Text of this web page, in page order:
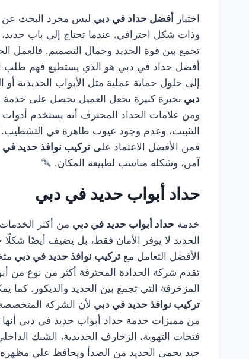
اختيار أفضل حداد في دبي ليس مجرد البحث عن
وذات شكل احترافي. عندما تحتاج إلى باب حديد،
تجمع بين قوة الحديد وجمال التصميم. فالعمل
أفضل حداد في دبي هو الذي يستطيع فهم طلب
إلى حلول حماية عملية مثل الأبواب الحديدية
دبي بخبرة كبيرة يجعل العميل يحصل على خدمة
ومن علامات الحداد المحترف أنه يستخدم أدوات
التثبيت، وعدم وجود عيوب ظاهرة في التشطيب.
فمن الأفضل الاعتماد على تركيب نوافذ حديد
آمن، وشكله مناسب لطبيعة المكان.
حداد أبواب حديد في دبي
خدمة حداد أبواب حديد في دبي من أكثر الخدمات
الحديد لا يوفر الأمان فقط، بل يضيف أيضًا
الأفضل التعامل مع تركيب نوافذ حديد في دبي
تقدم شركة الحدادة المحترفة أكثر من نوع من
المزخرفة التي تجمع بين الحديد والديكور. كما
تركيب نوافذ حديد في دبي لأن الشركة
من مميزات خدمة حداد أبواب حديد في دبي أنها
فتحات التهوية، الزخارف الحديدية، الشبك
جيد يحمي الحديد من الصدأ ويحافظ على